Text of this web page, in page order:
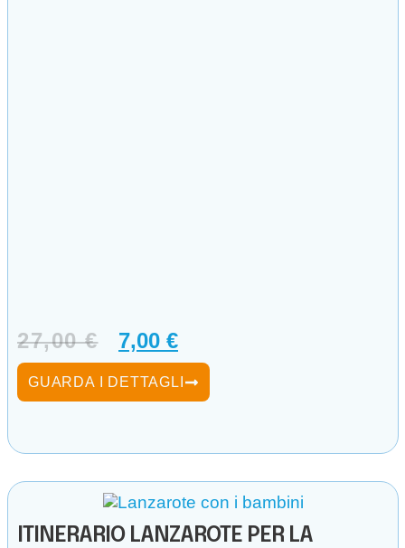
27,00€ 7,00 €
GUARDA I DETTAGLI
ITINERARIO LANZAROTE PER LA